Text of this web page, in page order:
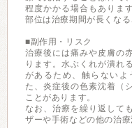
程度かかる場合もありま
部位は治療期間が長くなる
■副作用・リスク
治療後には痛みや皮膚の
ります。水ぶくれが潰れ
があるため、触らないよ
た、炎症後の色素沈着（
ことがあります。
なお、治療を繰り返して
ザーや手術などの他の治